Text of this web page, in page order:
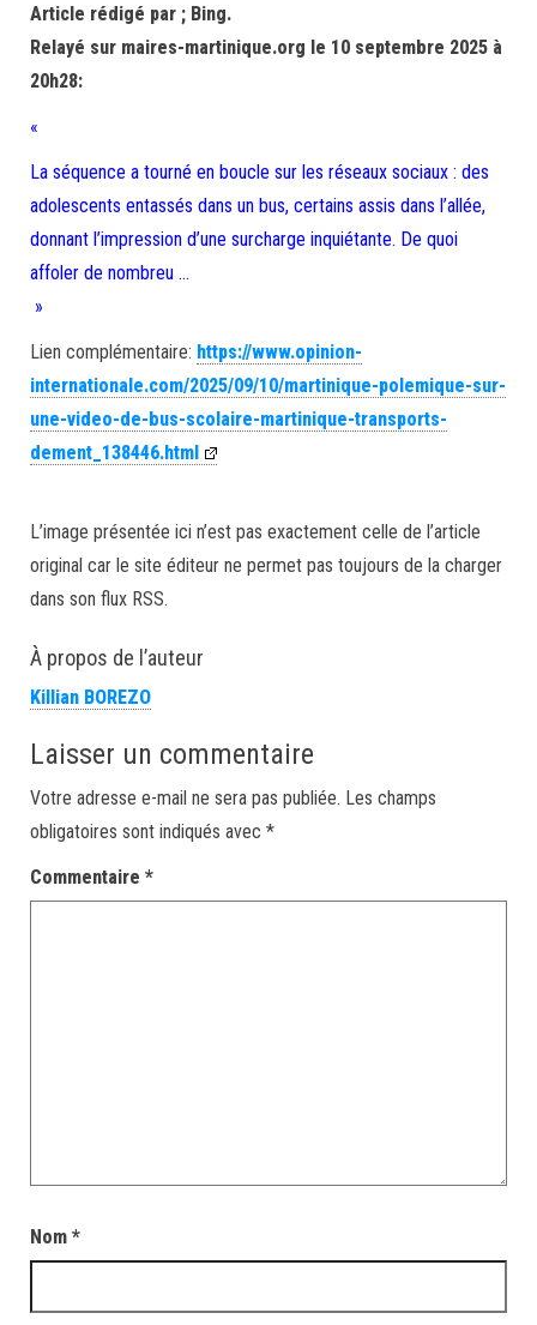
Article rédigé par ; Bing.
Relayé sur maires-martinique.org le 10 septembre 2025 à
20h28:
«
La séquence a tourné en boucle sur les réseaux sociaux : des
adolescents entassés dans un bus, certains assis dans l’allée,
donnant l’impression d’une surcharge inquiétante. De quoi
affoler de nombreu …
»
Lien complémentaire: https://www.opinion-
internationale.com/2025/09/10/martinique-polemique-sur-
une-video-de-bus-scolaire-martinique-transports-
dement_138446.html
L’image présentée ici n’est pas exactement celle de l’article
original car le site éditeur ne permet pas toujours de la charger
dans son flux RSS.
À propos de l’auteur
Killian BOREZO
Laisser un commentaire
Votre adresse e-mail ne sera pas publiée. Les champs
obligatoires sont indiqués avec *
Commentaire *
Nom *